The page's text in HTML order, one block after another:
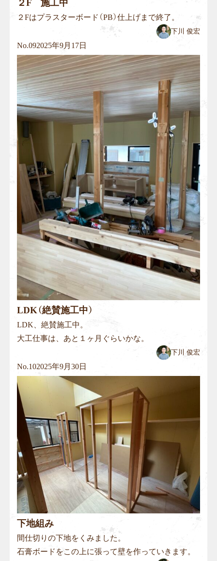
２F 施工中
２Fはプラスターボード（PB）仕上げまで終了。
下川 俊宏
No.092025年9月17日
LDK（絶賛施工中）
LDK、絶賛施工中。
大工仕事は、あと１ヶ月ぐらいかな。
下川 俊宏
No.102025年9月30日
下地組み
間仕切りの下地をくみました。
石膏ボードをこの上に張って壁を作っていきます。